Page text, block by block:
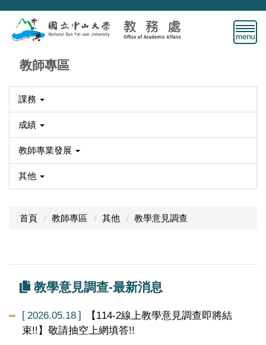
跳
主
區
教師專區
課務
成績
教師專業發展
其他
首頁 教師專區 其他 教學意見調查
教學意見調查-最新消息
2026.05.18
【114-2線上教學意見調查即將結
束!!】敬請抽空上網填答!!